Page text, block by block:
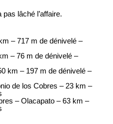
lâché l’affaire.
– 717 m de dénivelé –
– 76 m de dénivelé –
km – 197 m de dénivelé –
de los Cobres – 23 km –
– Olacapato – 63 km –